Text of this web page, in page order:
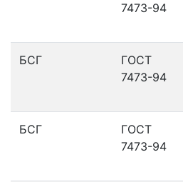
7473-94
БСГ
ГОСТ
7473-94
БСГ
ГОСТ
7473-94